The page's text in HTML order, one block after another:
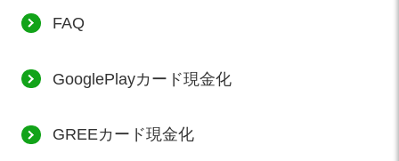
FAQ
GooglePlayカード現金化
GREEカード現金化